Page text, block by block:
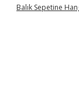
Balık Sepetine